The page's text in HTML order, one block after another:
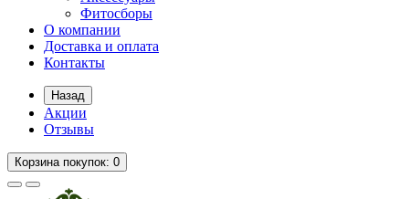
Фитосборы
О компании
Доставка и оплата
Контакты
Назад
Акции
Отзывы
Корзинапокупок: 0